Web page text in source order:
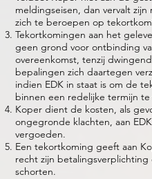
meldingseisen, dan vervalt zijn
zich te beroepen op
Tekortkomingen aan het
geen grond voor ontbinding
overeenkomst, tenzij
bepalingen zich daartegen
indien EDK in staat is om de
binnen een redelijke termijn te
Koper dient de kosten, als
ongegronde klachten, aan
vergoeden.
Een tekortkoming geeft aan
recht zijn betalingsverplichting
schorten.